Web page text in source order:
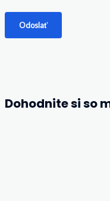
Odoslať
Dohodnite si so